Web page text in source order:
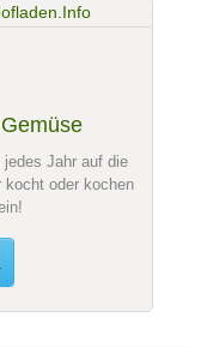
jedes Jahr auf die
kocht oder kochen